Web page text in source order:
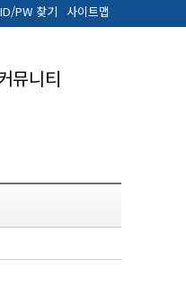
사이트맵
ID/PW 찾기
뮤니티